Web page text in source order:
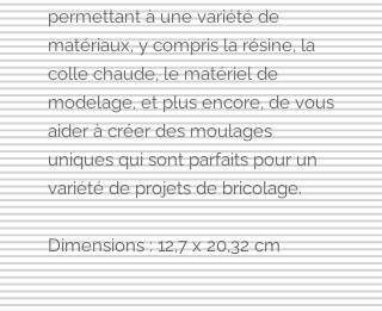
permettant à une variété de
matériaux, y compris la résine, la
colle chaude, le matériel de
modelage, et plus encore, de vous
aider à créer des moulages
uniques qui sont parfaits pour un
variété de projets de bricolage.
Dimensions : 12,7 x 20,32 cm